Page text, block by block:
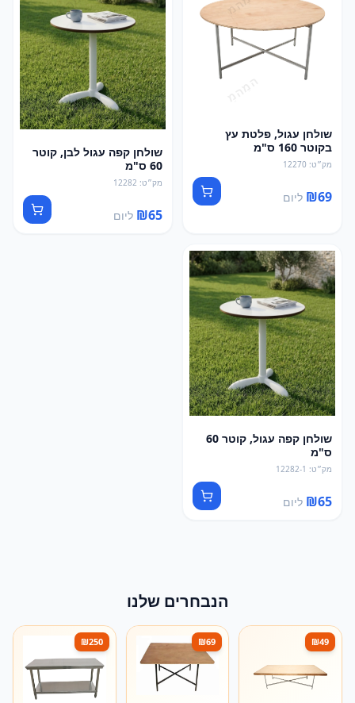
שולחן עגול, פלטת עץ
בקוטר 160 ס"מ
מק״ט:
12270
₪69 ליום
שולחן קפה עגול לבן, קוטר
60 ס"מ
מק״ט:
12282
₪65 ליום
שולחן קפה עגול, קוטר 60
ס"מ
מק״ט:
12282-1
₪65 ליום
הנבחרים שלנו
₪49
₪69
₪250